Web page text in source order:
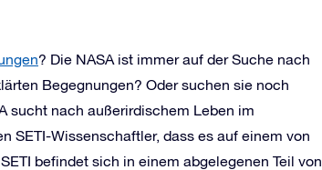
? Die NASA ist immer auf der Suche nach
Begegnungen? Oder suchen sie noch
sucht nach außerirdischem Leben im
SETI-Wissenschaftler, dass es auf einem von
befindet sich in einem abgelegenen Teil von